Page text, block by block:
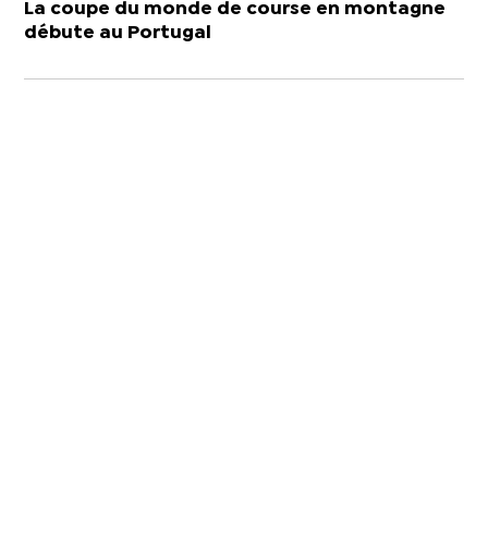
La coupe du monde de course en montagne
débute au Portugal